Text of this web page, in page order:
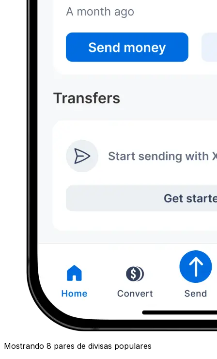
Mostrando 8 pares de divisas populares